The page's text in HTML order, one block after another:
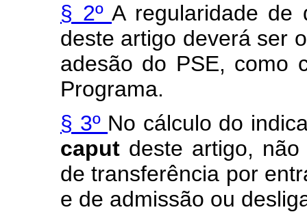
§ 2ºA regularidade
deste artigo deverá ser
adesão do PSE, como
Programa.
§ 3º No cálculo do
caput deste artigo,
de transferência por
e de admissão ou